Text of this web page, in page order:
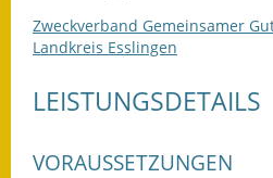
Zweckverband Gemeinsamer
Landkreis Esslingen
LEISTUNGSDETAILS
VORAUSSETZUNGEN